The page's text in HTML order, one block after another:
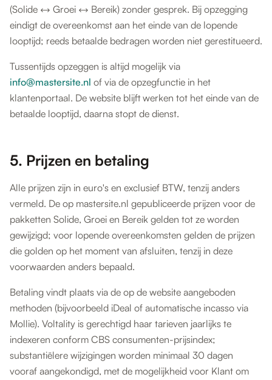
(Solide ↔ Groei ↔ Bereik) zonder gesprek. Bij opzegging
eindigt de overeenkomst aan het einde van de lopende
looptijd; reeds betaalde bedragen worden niet gerestitueerd.
Tussentijds opzeggen is altijd mogelijk via
info@mastersite.nl of via de opzegfunctie in het
klantenportaal. De website blijft werken tot het einde van de
betaalde looptijd, daarna stopt de dienst.
5. Prijzen en betaling
Alle prijzen zijn in euro's en exclusief BTW, tenzij anders
vermeld. De op mastersite.nl gepubliceerde prijzen voor de
pakketten Solide, Groei en Bereik gelden tot ze worden
gewijzigd; voor lopende overeenkomsten gelden de prijzen
die golden op het moment van afsluiten, tenzij in deze
voorwaarden anders bepaald.
Betaling vindt plaats via de op de website aangeboden
methoden (bijvoorbeeld iDeal of automatische incasso via
Mollie). Voltality is gerechtigd haar tarieven jaarlijks te
indexeren conform CBS consumenten-prijsindex;
substantiëlere wijzigingen worden minimaal 30 dagen
vooraf aangekondigd, met de mogelijkheid voor Klant om